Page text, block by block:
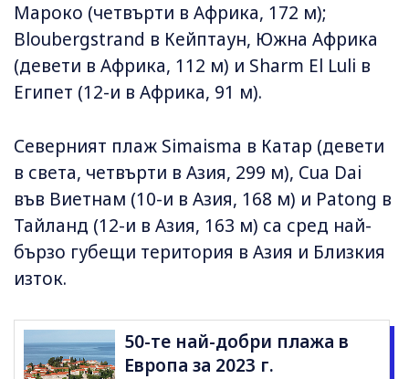
Мароко (четвърти в Африка, 172 м);
Bloubergstrand в Кейптаун, Южна Африка
(девети в Африка, 112 м) и Sharm El Luli в
Египет (12-и в Африка, 91 м).
Северният плаж Simaisma в Катар (девети
в света, четвърти в Азия, 299 м), Cua Dai
във Виетнам (10-и в Азия, 168 м) и Patong в
Тайланд (12-и в Азия, 163 м) са сред най-
бързо губещи територия в Азия и Близкия
изток.
50-те най-добри плажа в
Европа за 2023 г.